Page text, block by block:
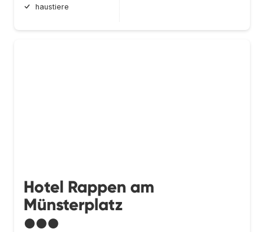
haustiere
Hotel Rappen am
Münsterplatz
●●●